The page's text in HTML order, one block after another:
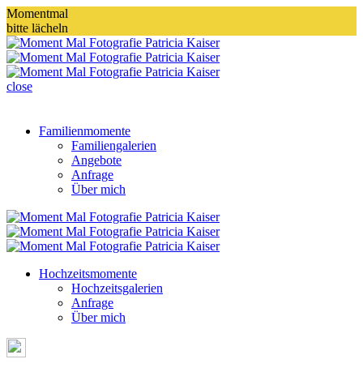
Momentmal
bitte lächeln
close
Familienmomente
Familiengalerien
Angebote
Anfrage
Über mich
Hochzeitsmomente
Hochzeitsgalerien
Anfrage
Über mich